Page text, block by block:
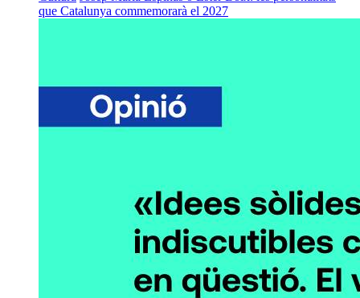
que Catalunya commemorarà el 2027